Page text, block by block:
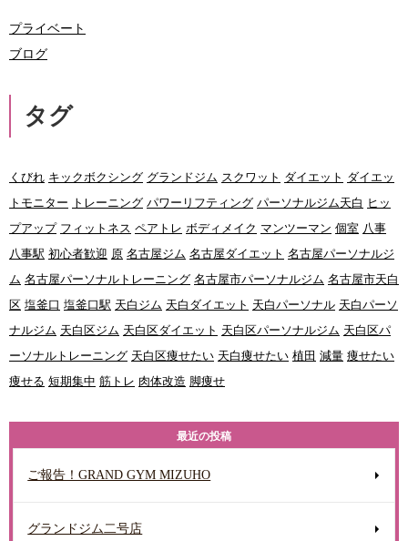
プライベート
ブログ
タグ
くびれ キックボクシング グランドジム スクワット ダイエット ダイエッ
トモニター トレーニング パワーリフティング パーソナルジム天白 ヒッ
プアップ フィットネス ペアトレ ボディメイク マンツーマン 個室 八事
八事駅 初心者歓迎 原 名古屋ジム 名古屋ダイエット 名古屋パーソナルジ
ム 名古屋パーソナルトレーニング 名古屋市パーソナルジム 名古屋市天白
区 塩釜口 塩釜口駅 天白ジム 天白ダイエット 天白パーソナル 天白パーソ
ナルジム 天白区ジム 天白区ダイエット 天白区パーソナルジム 天白区パ
ーソナルトレーニング 天白区痩せたい 天白痩せたい 植田 減量 痩せたい
痩せる 短期集中 筋トレ 肉体改造 脚痩せ
最近の投稿
ご報告！GRAND GYM MIZUHO
グランドジム二号店